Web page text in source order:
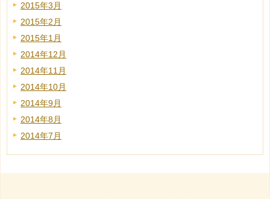
2015年3月
2015年2月
2015年1月
2014年12月
2014年11月
2014年10月
2014年9月
2014年8月
2014年7月